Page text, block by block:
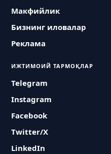
Макфийлик
Бизнинг иловалар
Реклама
ИЖТИМОИЙ ТАРМОҚЛАР
Telegram
Instagram
Facebook
Twitter/X
LinkedIn